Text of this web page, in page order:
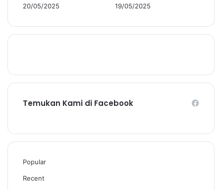
20/05/2025 19/05/2025
Temukan Kami di Facebook
Popular
Recent